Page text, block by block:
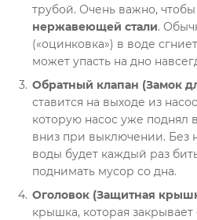
трубой. Очень важно,
нержавеющей стали.
(«оцинковка») в воде
может упасть на дно
Обратный клапан (Замок
ставится на выходе из
которую насос уже поднял
вниз при выключении. Без
воды будет каждый раз
поднимать мусор со дна.
Оголовок (Защитная
крышка, которая